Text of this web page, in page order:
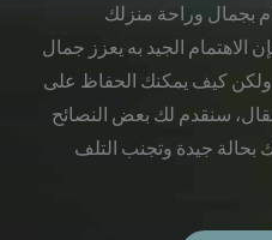
بجمال وراحة منزلك
الاهتمام الجيد به يعزز جمال
ولكن كيف يمكنك الحفاظ على
سنقدم لك بعض النصائح